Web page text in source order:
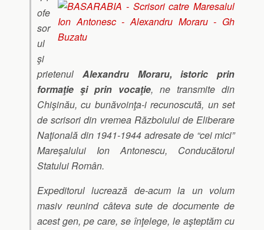
ofe
sor
ul
şi
prietenul Alexandru Moraru, istoric prin
formaţie şi prin vocaţie, ne transmite din
Chişinău, cu bunăvoinţa-i recunoscută, un set
de scrisori din vremea Războiului de Eliberare
Naţională din 1941-1944 adresate de “cei mici”
Mareşalului Ion Antonescu, Conducătorul
Statului Român.
Expeditorul lucrează de-acum la un volum
masiv reunind câteva sute de documente de
acest gen, pe care, se înţelege, le aşteptăm cu